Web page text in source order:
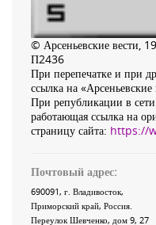
© Арсеньевские вести,
П2436
При перепечатке и при
ссылка на «Арсеньевские
При републикации в сети
работающая ссылка на
страницу сайта: https://
Почтовый адрес:
690091, г. Владивосток,
Приморский край, Россия
Переулок Шевченко, дом 9, 27